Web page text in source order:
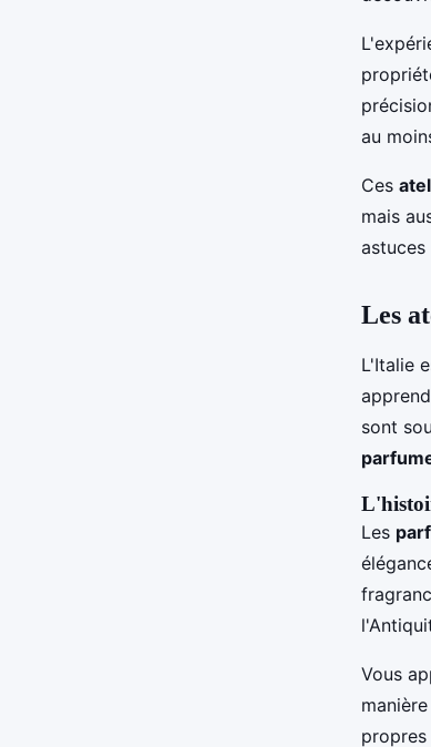
au
Ces
mais
Les
L'Italie
sont
Les
Vous